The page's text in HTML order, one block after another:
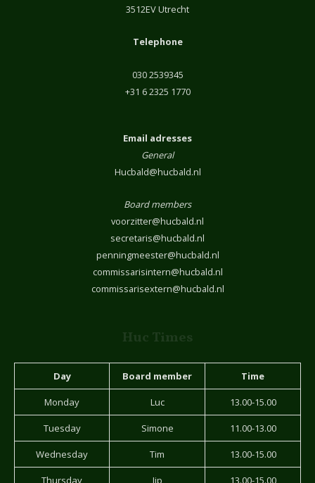
3512EV Utrecht
Telephone
030 2539345
+31 6 2325 1770
Email adresses
General
Hucbald@hucbald.nl
Board members
voorzitter@hucbald.nl
secretaris@hucbald.nl
penningmeester@hucbald.nl
commissarisintern@hucbald.nl
commissarisextern@hucbald.nl
Huc Times
Day Board member Time
Monday Luc 13.00-15.00
Tuesday Simone 11.00-13.00
Wednesday Tim 13.00-15.00
Thursday Jip 13.00-15.00